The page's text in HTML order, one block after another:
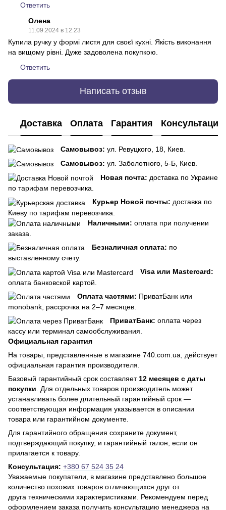
Ответить
Олена
11.09.2024 в 12:23
Купила ручку у формі листя для своєї кухні. Якість виконання
на вищому рівні. Дуже задоволена покупкою.
Ответить
Написать отзыв
Доставка Оплата Гарантия Консультация
Самовывоз: ул. Ревуцкого, 18, Киев.
Самовывоз: ул. Заболотного, 5-Б, Киев.
Новая почта: доставка по Украине
по тарифам перевозчика.
Курьер Новой почты: доставка по
Киеву по тарифам перевозчика.
Наличными: оплата при получении
заказа.
Безналичная оплата: по
выставленному счету.
Visa или Mastercard:
оплата банковской картой.
Оплата частями: ПриватБанк или
monobank, рассрочка на 2–7 месяцев.
ПриватБанк: оплата через
кассу или терминал самообслуживания.
Официальная гарантия
На товары, представленные в магазине 740.com.ua, действует
официальная гарантия производителя.
Базовый гарантийный срок составляет12 месяцев с даты
покупки. Для отдельных товаров производитель может
устанавливать более длительный гарантийный срок —
соответствующая информация указывается в описании
товара или гарантийном документе.
Для гарантийного обращения сохраните документ,
подтверждающий покупку, и гарантийный талон, если он
прилагается к товару.
Консультация: +380 67 524 35 24
Уважаемые покупатели, в магазине представлено большое
количество похожих товаров отличающихся друг от
друга техническими характеристиками. Рекомендуем перед
оформлением заказа получить консультацию менеджера на